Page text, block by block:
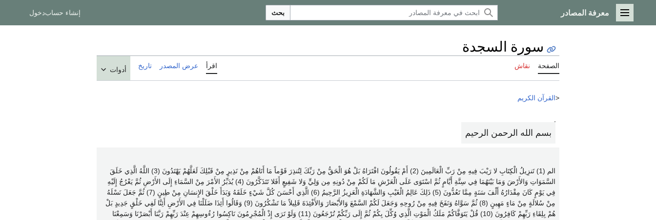
القائمة الرئيسية
معرفة المصادر بحث إنشاء حسابدخول
سورة السجدة
الصفحة نقاش اقرأ عرض المصدر تاريخ أدوات
<القرآن الكريم
بسم الله الرحمن الرحيم
الم (1) تَنزِيلُ الْكِتَابِ لا رَيْبَ فِيهِ مِنْ رَبِّ الْعَالَمِينَ (2) أَمْ يَقُولُونَ افْتَرَاهُ بَلْ هُوَ الْحَقُّ مِنْ رَبِّكَ لِتُنذِرَ قَوْماً مَا أَتَاهُمْ مِنْ نَذِيرٍ مِنْ قَبْلِكَ لَعَلَّهُمْ يَهْتَدُونَ (3) اللَّهُ الَّذِي خَلَقَ
السَّمَوَاتِ وَالأَرْضَ وَمَا بَيْنَهُمَا فِي سِتَّةِ أَيَّامٍ ثُمَّ اسْتَوَى عَلَى الْعَرْشِ مَا لَكُمْ مِنْ دُونِهِ مِن وَلِيٍّ وَلا شَفِيعٍ أَفَلا تَتَذَكَّرُونَ (4) يُدَبِّرُ الأَمْرَ مِنْ السَّمَاءِ إِلَى الأَرْضِ ثُمَّ يَعْرُجُ إِلَيْهِ
فِي يَوْمٍ كَانَ مِقْدَارُهُ أَلْفَ سَنَةٍ مِمَّا تَعُدُّونَ (5) ذَلِكَ عَالِمُ الْغَيْبِ وَالشَّهَادَةِ الْعَزِيزُ الرَّحِيمُ (6) الَّذِي أَحْسَنَ كُلَّ شَيْءٍ خَلَقَهُ وَبَدَأَ خَلْقَ الإِنسَانِ مِنْ طِينٍ (7) ثُمَّ جَعَلَ نَسْلَهُ
مِنْ سُلالَةٍ مِنْ مَاءٍ مَهِينٍ (8) ثُمَّ سَوَّاهُ وَنَفَخَ فِيهِ مِنْ رُوحِهِ وَجَعَلَ لَكُمْ السَّمْعَ وَالأَبْصَارَ وَالأَفْئِدَةَ قَلِيلاً مَا تَشْكُرُونَ (9) وَقَالُوا أَئِذَا ضَلَلْنَا فِي الأَرْضِ أَئِنَّا لَفِي خَلْقٍ جَدِيدٍ بَلْ
هُمْ بِلِقَاءِ رَبِّهِمْ كَافِرُونَ (10) قُلْ يَتَوَفَّاكُمْ مَلَكُ الْمَوْتِ الَّذِي وُكِّلَ بِكُمْ ثُمَّ إِلَى رَبِّكُمْ تُرْجَعُونَ (11) وَلَوْ تَرَى إِذْ الْمُجْرِمُونَ نَاكِسُوا رُءُوسِهِمْ عِنْدَ رَبِّهِمْ رَبَّنَا أَبْصَرْنَا وَسَمِعْنَا